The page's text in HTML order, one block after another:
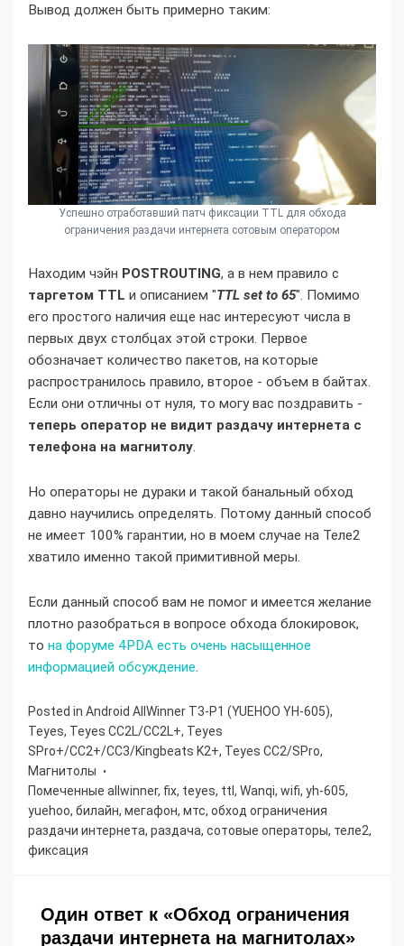
Вывод должен быть примерно таким:
Успешно отработавший патч фиксации TTL для обхода
ограничения раздачи интернета сотовым оператором
Находим чэйн POSTROUTING, а в нем правило с
таргетом TTL и описанием "TTL set to 65". Помимо
его простого наличия еще нас интересуют числа в
первых двух столбцах этой строки. Первое
обозначает количество пакетов, на которые
распространилось правило, второе - объем в байтах.
Если они отличны от нуля, то могу вас поздравить -
теперь оператор не видит раздачу интернета с
телефона на магнитолу.
Но операторы не дураки и такой банальный обход
давно научились определять. Потому данный способ
не имеет 100% гарантии, но в моем случае на Теле2
хватило именно такой примитивной меры.
Если данный способ вам не помог и имеется желание
плотно разобраться в вопросе обхода блокировок,
то на форуме 4PDA есть очень насыщенное
информацией обсуждение.
Posted in Android AllWinner T3-P1 (YUEHOO YH-605),
Teyes, Teyes CC2L/CC2L+, Teyes
SPro+/CC2+/CC3/Kingbeats K2+, Teyes СС2/SPro,
Магнитолы
Помеченные allwinner, fix, teyes, ttl , Wanqi, wifi, yh-605,
yuehoo, билайн, мегафон, мтс, обход ограничения
раздачи интернета, раздача, сотовые операторы, теле2,
фиксация
Один ответ к «Обход ограничения
раздачи интернета на магнитолах»